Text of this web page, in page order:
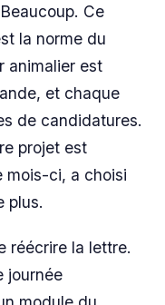
Ce
la norme du
animalier est
et chaque
de candidatures.
projet est
mois-ci, a choisi
plus.
réécrire la lettre.
journée